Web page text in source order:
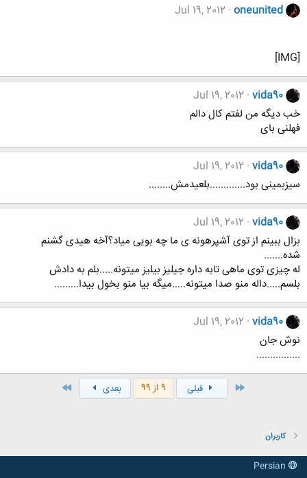
oneunited
Jul 19, 2012
[IMG]
vida90
Jul 19, 2012
خب دیگه من لفتم کال دالم
فهلنی بای
vida90
Jul 19, 2012
سیزبمینی بود.............بلعیدمش........
vida90
Jul 19, 2012
بزال ببینم از توی آشپرهونه ی ما چه بویی میاد؟آخه هیدی گشنم
شده.......
له چیزی توی ماهی تابه داره جیلیز بیلیز میتونه.....بلم به دادش
بلسم.....داله منو صدا میتونه.....میگه بیا منو بخول بیدا.........
vida90
Jul 19, 2012
نوش جان
................
قبلی 9 از 99 بعدی
کاربران